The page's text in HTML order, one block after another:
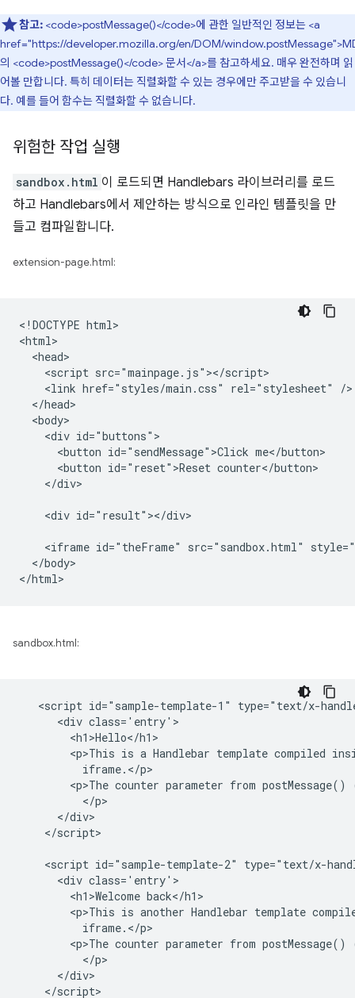
참고: <code>postMessage()</code>에 관한 일반적인 정보는 <a
href="https://developer.mozilla.org/en/DOM/
의 <code>postMessage()</code> 문서</a>를 참고하세요. 매우 완전하며 읽
어볼 만합니다. 특히 데이터는 직렬화할 수 있는 경우에만 주고받을 수 있습니
다. 예를 들어 함수는 직렬화할 수 없습니다.
위험한 작업 실행
sandbox.html 이 로드되면 Handlebars 라이브러리를 로드
하고 Handlebars에서 제안하는 방식으로 인라인 템플릿을 만
들고 컴파일합니다.
extension-page.html:
<!DOCTYPE html>
<html>
  <head>
    <script src="mainpage.js"></script>
    <link href="styles/main.css" rel="stylesheet" />
  </head>
  <body>
    <div id="buttons">
      <button id="sendMessage">Click me</button>
      <button id="reset">Reset counter</button>
    </div>
    <div id="result"></div>
<iframe id="theFrame" src="sandbox.html"
  </body>
sandbox.html:
<script id="sample-template-1" type="text/x-
      <div class='entry'>
        <h1>Hello</h1>
<p>This is a Handlebar template compiled
          iframe.</p>
<p>The counter parameter from postMessage()
          </p>
      </div>
    </script>
<script id="sample-template-2" type="text/x-
      <div class='entry'>
        <h1>Welcome back</h1>
<p>This is another Handlebar template
          iframe.</p>
<p>The counter parameter from postMessage()
          </p>
      </div>